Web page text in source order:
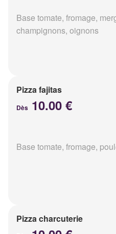
Base tomate, fromage,
champignons, oignons
Pizza fajitas
Dès 10.00 €
Base tomate, fromage,
Pizza charcuterie